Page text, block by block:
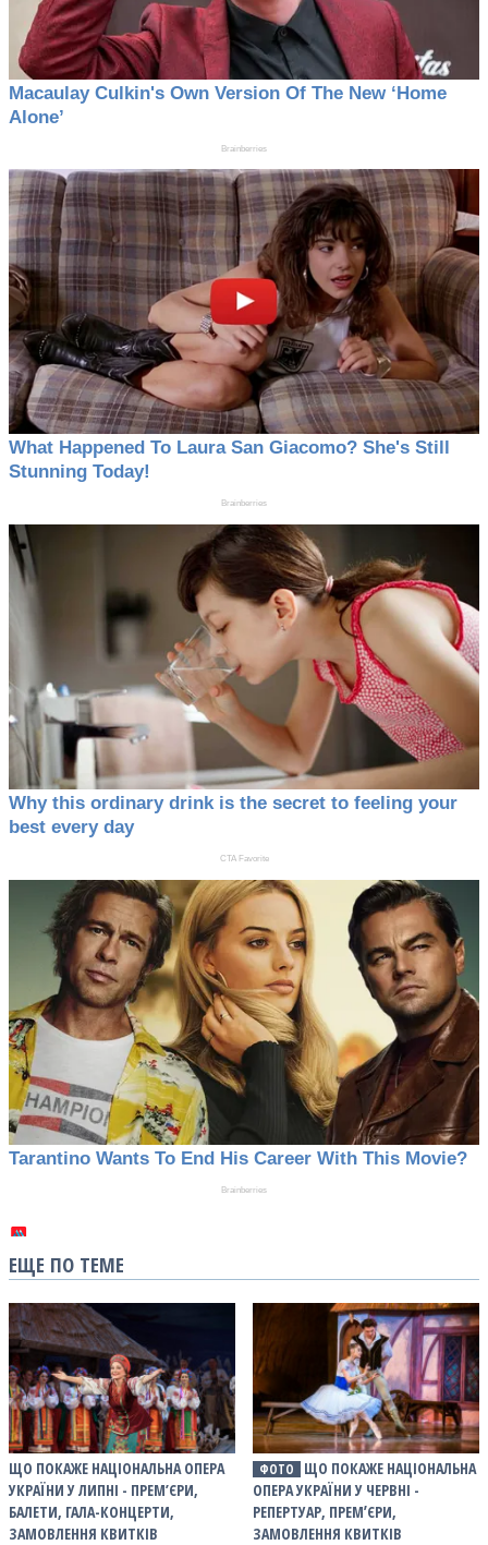
ЕЩЕ ПО ТЕМЕ
ЩО ПОКАЖЕ НАЦІОНАЛЬНА ОПЕРА
УКРАЇНИ У ЛИПНІ - ПРЕМ’ЄРИ,
БАЛЕТИ, ГАЛА-КОНЦЕРТИ,
ЗАМОВЛЕННЯ КВИТКІВ
ФОТО
ЩО ПОКАЖЕ НАЦІОНАЛЬНА
ОПЕРА УКРАЇНИ У ЧЕРВНІ -
РЕПЕРТУАР, ПРЕМʼЄРИ,
ЗАМОВЛЕННЯ КВИТКІВ